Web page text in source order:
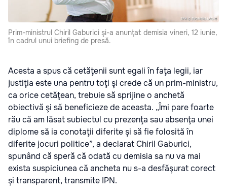
Prim-ministrul Chiril Gaburici şi-a anunţat demisia vineri, 12 iunie,
în cadrul unui briefing de presă.
Acesta a spus că cetăţenii sunt egali în faţa legii, iar
justiţia este una pentru toţi şi crede că un prim-ministru,
ca orice cetăţean, trebuie să sprijine o anchetă
obiectivă şi să beneficieze de aceasta. „Îmi pare foarte
rău că am lăsat subiectul cu prezenţa sau absenţa unei
diplome să ia conotaţii diferite şi să fie folosită în
diferite jocuri politice”, a declarat Chiril Gaburici,
spunând că speră că odată cu demisia sa nu va mai
exista suspiciunea că ancheta nu s-a desfăşurat corect
şi transparent, transmite IPN.